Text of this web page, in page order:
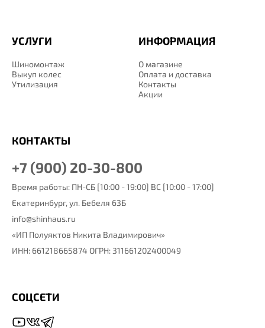
ИНФОРМАЦИЯ
О магазине
Оплата и доставка
Контакты
Акции
УСЛУГИ
Шиномонтаж
Выкуп колес
Утилизация
КОНТАКТЫ
+7 (900) 20-30-800
Время работы: ПН-СБ [10:00 - 19:00] ВС [10:00 - 17:00]
Екатеринбург, ул. Бебеля 63Б
info@shinhaus.ru
«ИП Полуяктов Никита Владимирович»
ИНН: 661218665874 ОГРН: 311661202400049
СОЦСЕТИ